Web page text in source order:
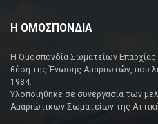
Η ΟΜΟΣΠΟΝΔΙΑ
Η Ομοσπονδία Σωματείων Επαρχίας
θέση της Ένωσης Αμαριωτών, που
1984.
Υλοποιήθηκε σε συνεργασία των
Αμαριώτικων Σωματείων της